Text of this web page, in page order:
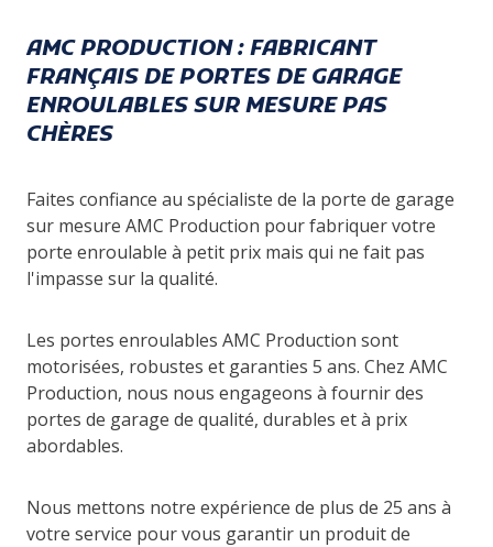
AMC PRODUCTION : FABRICANT
FRANÇAIS DE PORTES DE GARAGE
ENROULABLES SUR MESURE PAS
CHÈRES
Faites confiance au spécialiste de la porte de garage
sur mesure AMC Production pour fabriquer votre
porte enroulable à petit prix mais qui ne fait pas
l'impasse sur la qualité.
Les portes enroulables AMC Production sont
motorisées, robustes et garanties 5 ans. Chez AMC
Production, nous nous engageons à fournir des
portes de garage de qualité, durables et à prix
abordables.
Nous mettons notre expérience de plus de 25 ans à
votre service pour vous garantir un produit de